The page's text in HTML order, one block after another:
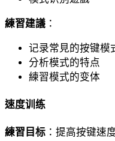
練習建議 ：
记录常見的按键模
分析模式的特点
練習模式的变体
速度训练
練習目标 ：提高按键速